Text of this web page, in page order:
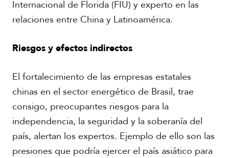
Internacional de Florida (FIU) y experto en las
relaciones entre China y Latinoamérica.
Riesgos y efectos indirectos
El fortalecimiento de las empresas estatales
chinas en el sector energético de Brasil, trae
consigo, preocupantes riesgos para la
independencia, la seguridad y la soberanía del
país, alertan los expertos. Ejemplo de ello son las
presiones que podría ejercer el país asiático para